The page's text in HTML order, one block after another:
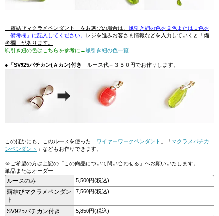
「露結びマクラメペンダント」をお選びの場合は、 蝋引き紐の色を２色または１色を
「備考欄」に記入してください。 レジを進みお客さま情報などを入力していくと「備
考欄」があります。
蝋引き紐の色はこちらを参考に→蝋引き紐の色一覧
● 「SV925バチカン(Ａカン)付き」 ルース代＋３５０円でお作りします。
このほかにも、このルースを使った「 ワイヤーワークペンダント 」「 マクラメバチカ
ンペンダント 」などもお作りできます。
※ご希望の方は上記の「この商品について問い合わせる」へお願いいたします。
単品またはオーダー
ルースのみ 5,500円(税込)
露結びマクラメペンダン
ト
7,560円(税込)
SV925バチカン付き 5,850円(税込)